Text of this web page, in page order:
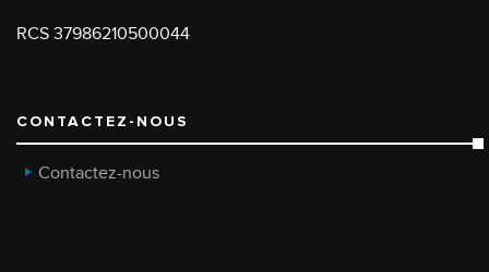
RCS 37986210500044
CONTACTEZ-NOUS
Contactez-nous